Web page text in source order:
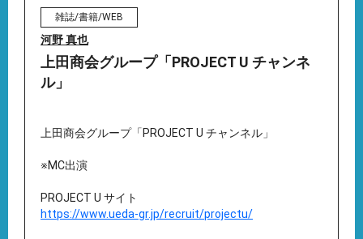
雑誌/書籍/WEB
河野 真也
上田商会グループ「PROJECT U チャンネ
ル」
上田商会グループ「PROJECT U チャンネル」
※MC出演
PROJECT U サイト
https://www.ueda-gr.jp/recruit/projectu/